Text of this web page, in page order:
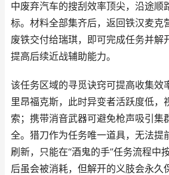
中废弃汽车的搜刮效率顶尖，沿途顺
标。材料全部集齐后，返回铁汉麦克
废铁交付给瑞琪，即可完成任务并解
提高后续近战辅助能力。
该任务区域的寻觅诀窍可提高收集效
里昂福克斯，此时异变者活跃度低，
索；携带消音武器可避免枪声吸引集
全。猎刀作为任务唯一道具，无法提
刷新，只能在“酒鬼的手”任务流程中
后虽会被消耗，但解开的义肢会永久